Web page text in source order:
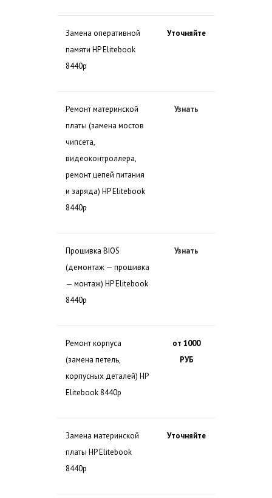
Замена оперативной
памяти HP Elitebook
8440p
Уточняйте
Ремонт материнской
платы (замена мостов
чипсета,
видеоконтроллера,
ремонт цепей питания
и заряда) HP Elitebook
8440p
Узнать
Прошивка BIOS
(демонтаж — прошивка
— монтаж) HP Elitebook
8440p
Узнать
Ремонт корпуса
(замена петель,
корпусных деталей) HP
Elitebook 8440p
от 1000
РУБ
Замена материнской
платы HP Elitebook
8440p
Уточняйте